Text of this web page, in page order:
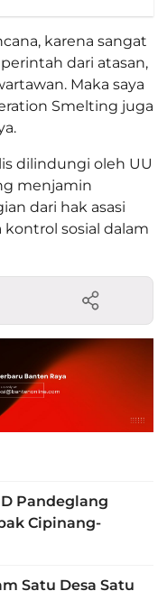
karena sangat
dari atasan,
Maka saya
Smelting juga
dilindungi oleh UU
menjamin
dari hak asasi
sosial dalam
Pandeglang
Cipinang-
Satu Desa Satu